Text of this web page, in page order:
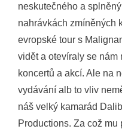
neskutečného a
nahrávkách zmíněných
evropské tour s
vidět a otevíraly se nám
koncertů a akcí. Ale na
vydávání alb to vliv
náš velký kamarád
Productions. Za což mu